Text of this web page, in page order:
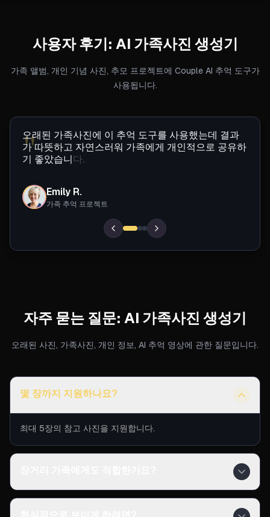
사용자 후기: AI 가족사진 생성기
가족 앨범, 개인 기념 사진, 추모 프로젝트에 Couple AI 추억 도구가
사용됩니다.
"
오래된 가족사진에 이 추억 도구를 사용했는데 결과
가 따뜻하고 자연스러워 가족에게 개인적으로 공유하
기 좋았습니다.
ER Emily R.
가족 추억 프로젝트
자주 묻는 질문: AI 가족사진 생성기
오래된 사진, 가족사진, 개인 정보, AI 추억 영상에 관한 질문입니다.
몇 장까지 지원하나요?
최대 5장의 참고 사진을 지원합니다.